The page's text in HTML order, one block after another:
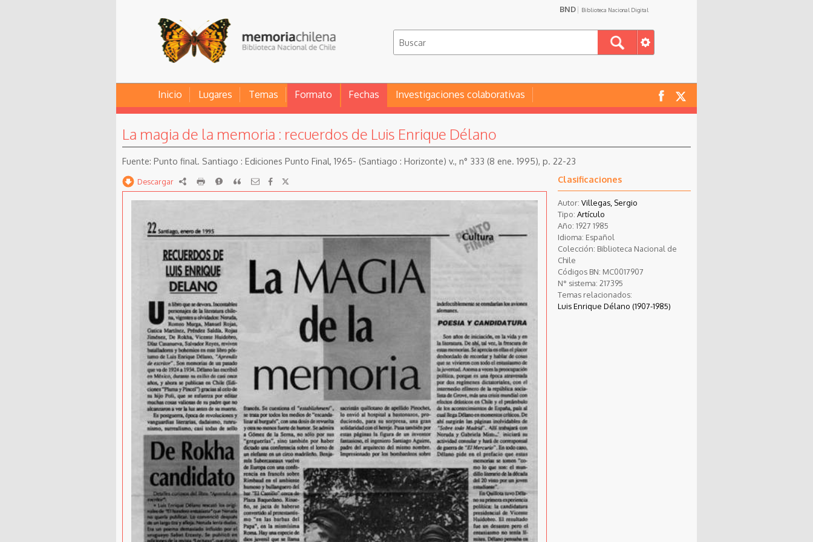
BND Biblioteca Nacional Digital
Inicio Lugares Temas Formato Fechas Investigaciones colaborativas
La magia de la memoria : recuerdos de Luis Enrique Délano
Punto final. Santiago : Ediciones Punto Final, 1965- (Santiago : Horizonte) v., n° 333 (8 ene. 1995), p. 22-23
Descargar RDF imprimirReportarCitar Clasificaciones
Autor: Villegas, Sergio
Tipo: Artículo
Año: 1927 1985
Idioma: Español
Colección: Biblioteca Nacional de
Chile
Códigos BN: MC0017907
N° sistema: 217395
Temas relacionados:
Luis Enrique Délano (1907-1985)